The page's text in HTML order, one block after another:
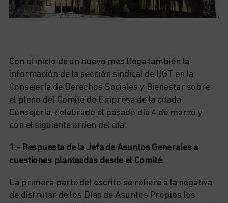
Con el inicio de un nuevo mes llega también la
información de la sección sindical de UGT en la
Consejería de Derechos Sociales y Bienestar sobre
el pleno del Comité de Empresa de la citada
Consejería, celebrado el pasado día 4 de marzo y
con el siguiente orden del día:
1.- Respuesta de la Jefa de Asuntos Generales a
cuestiones planteadas desde el Comité.
La primera parte del escrito se refiere a la negativa
de disfrutar de los Días de Asuntos Propios los